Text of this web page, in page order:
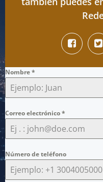
Nombre*
Correo electrónico*
Número de teléfono